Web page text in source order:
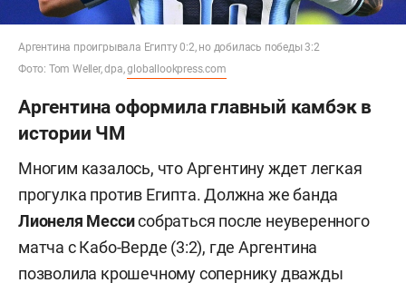
Аргентина проигрывала Египту 0:2, но добилась победы 3:2
Фото: Tom Weller, dpa,globallookpress.com
Аргентина оформила главный камбэк в
истории ЧМ
Многим казалось, что Аргентину ждет легкая
прогулка против Египта. Должна же банда
Лионеля Мессисобраться после неуверенного
матча с Кабо-Верде (3:2), где Аргентина
позволила крошечному сопернику дважды